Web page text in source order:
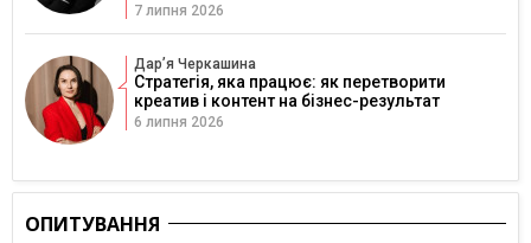
7 липня 2026
Дарʼя Черкашина
Стратегія, яка працює: як перетворити
креатив і контент на бізнес-результат
6 липня 2026
ОПИТУВАННЯ